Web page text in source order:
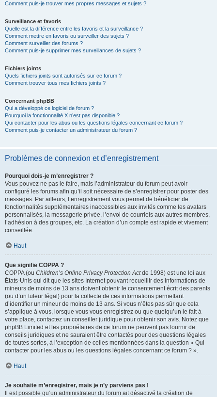
Comment puis-je trouver mes propres messages et sujets ?
Surveillance et favoris
Quelle est la différence entre les favoris et la surveillance ?
Comment mettre en favoris ou surveiller des sujets ?
Comment surveiller des forums ?
Comment puis-je supprimer mes surveillances de sujets ?
Fichiers joints
Quels fichiers joints sont autorisés sur ce forum ?
Comment trouver tous mes fichiers joints ?
Concernant phpBB
Qui a développé ce logiciel de forum ?
Pourquoi la fonctionnalité X n’est pas disponible ?
Qui contacter pour les abus ou les questions légales concernant ce forum ?
Comment puis-je contacter un administrateur du forum ?
Problèmes de connexion et d’enregistrement
Pourquoi dois-je m’enregistrer ?
Vous pouvez ne pas le faire, mais l’administrateur du forum peut avoir
configuré les forums afin qu’il soit nécessaire de s’enregistrer pour poster des
messages. Par ailleurs, l’enregistrement vous permet de bénéficier de
fonctionnalités supplémentaires inaccessibles aux invités comme les avatars
personnalisés, la messagerie privée, l’envoi de courriels aux autres membres,
l’adhésion à des groupes, etc. La création d’un compte est rapide et vivement
conseillée.
Haut
Que signifie COPPA ?
COPPA (ou Children’s Online Privacy Protection Actde 1998) est une loi aux
États-Unis qui dit que les sites Internet pouvant recueillir des informations de
mineurs de moins de 13 ans doivent obtenir le consentement écrit des parents
(ou d’un tuteur légal) pour la collecte de ces informations permettant
d’identifier un mineur de moins de 13 ans. Si vous n’êtes pas sûr que cela
s’applique à vous, lorsque vous vous enregistrez ou que quelqu’un le fait à
votre place, contactez un conseiller juridique pour obtenir son avis. Notez que
phpBB Limited et les propriétaires de ce forum ne peuvent pas fournir de
conseils juridiques et ne sauraient être contactés pour des questions légales
de toutes sortes, à l’exception de celles mentionnées dans la question « Qui
contacter pour les abus ou les questions légales concernant ce forum ? ».
Haut
Je souhaite m’enregistrer, mais je n’y parviens pas !
Il est possible qu’un administrateur du forum ait désactivé la création de